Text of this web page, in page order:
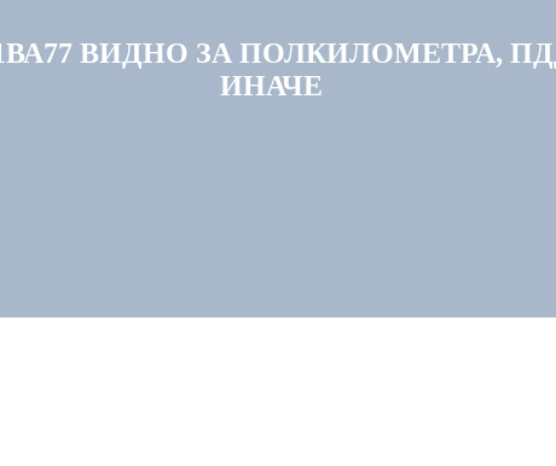
ВИДНО ЗА ПОЛКИЛОМЕТРА,
ИНАЧЕ